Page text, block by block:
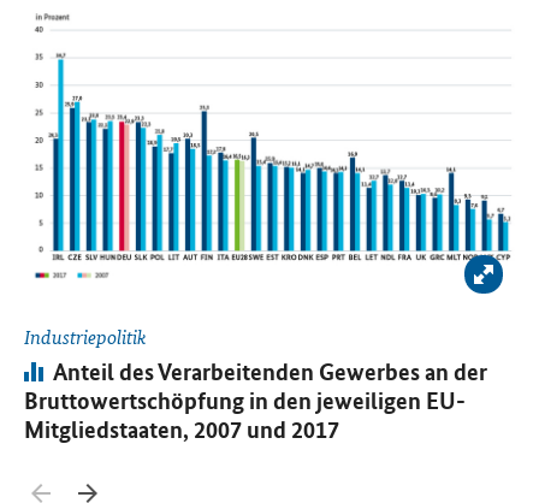
Zurück blättern
Bild
Industriepolitik
Infografik:
Anteil des Verarbeitenden Gewerbes an der
Bruttowertschöpfung in den jeweiligen EU-
Mitgliedstaaten, 2007 und 2017